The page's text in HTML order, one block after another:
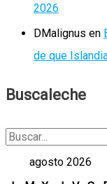
2026
DMalignus en
de que
Buscaleche
B
agosto 2026